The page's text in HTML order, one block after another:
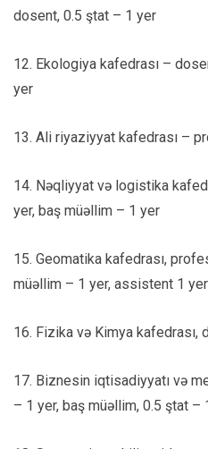
dosent, 0.5 ştat – 1 yer
12. Ekologiya kafedrası –
yer
13. Ali riyaziyyat kafedrası –
14. Nəqliyyat və logistika
yer, baş müəllim – 1 yer
15. Geomatika kafedrası,
müəllim – 1 yer, assistent 1 yer
16. Fizika və Kimya kafedrası,
17. Biznesin iqtisadiyyatı və
– 1 yer, baş müəllim, 0.5 ştat –